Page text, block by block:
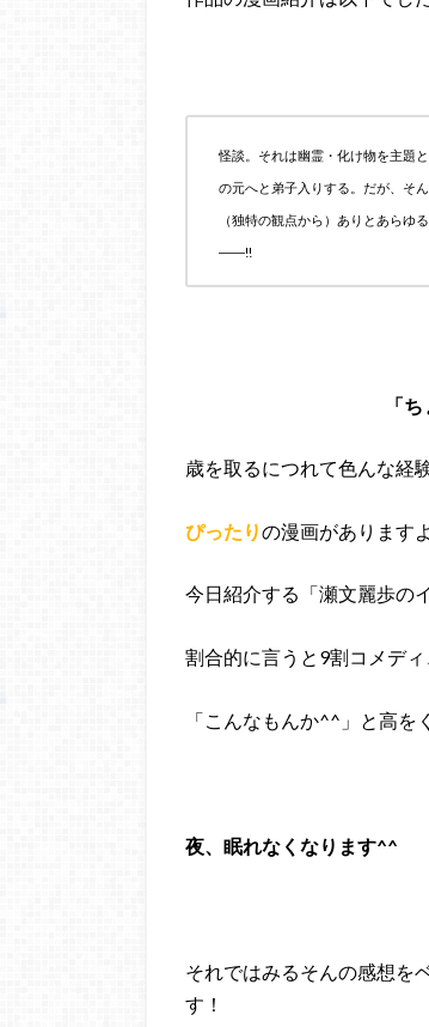
怪談。それは幽霊・化け物を主題
の元へと弟子入りする。だが、そ
（独特の観点から）ありとあら
――!!
「
歳を取るにつれて色んな経
ぴったりの漫画があります
今日紹介する「瀬文麗歩の
割合的に言うと9割コメデ
「こんなもんか^^」と高を
夜、眠れなくなります^^
それではみるそんの感想を
す！